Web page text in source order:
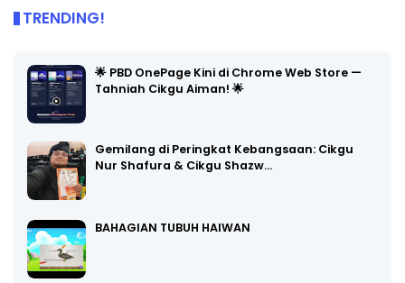
TRENDING!
🌟 PBD OnePage Kini di Chrome Web Store —
Tahniah Cikgu Aiman! 🌟
Gemilang di Peringkat Kebangsaan: Cikgu
Nur Shafura & Cikgu Shazw…
BAHAGIAN TUBUH HAIWAN